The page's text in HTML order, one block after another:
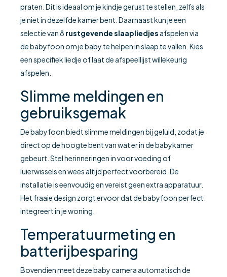
praten. Dit is ideaal om je kindje gerust te stellen, zelfs als
je niet in dezelfde kamer bent. Daarnaast kun je een
selectie van 8 rustgevende slaapliedjes afspelen via
de babyfoon om je baby te helpen in slaap te vallen. Kies
een specifiek liedje of laat de afspeellijst willekeurig
afspelen.
Slimme meldingen en
gebruiksgemak
De babyfoon biedt slimme meldingen bij geluid, zodat je
direct op de hoogte bent van wat er in de babykamer
gebeurt. Stel herinneringen in voor voeding of
luierwissels en wees altijd perfect voorbereid. De
installatie is eenvoudig en vereist geen extra apparatuur.
Het fraaie design zorgt ervoor dat de babyfoon perfect
integreert in je woning.
Temperatuurmeting en
batterijbesparing
Bovendien meet deze baby camera automatisch de